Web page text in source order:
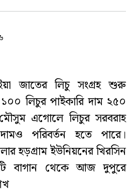
জাতের লিচু সংগ্রহ শুরু
১০০ লিচুর পাইকারি দাম ২৫০
এগোলে লিচুর সরবরাহ
পরিবর্তন হতে পারে।
হড়গ্রাম ইউনিয়নের খিরসিন
বাগান থেকে আজ দুপুরে